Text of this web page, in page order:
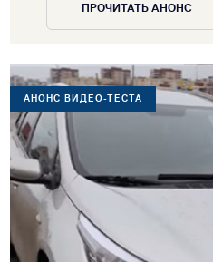
ПРОЧИТАТЬ АНОНС
АНОНС ВИДЕО-ТЕСТА